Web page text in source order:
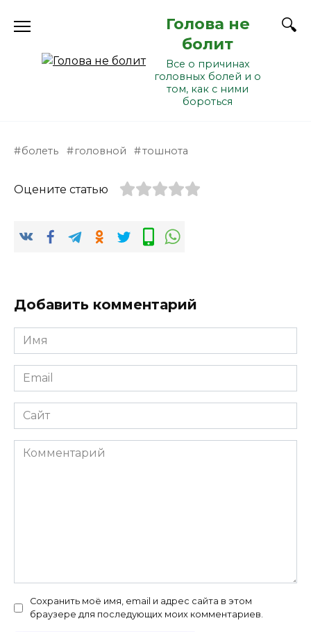
Голова не
болит
Все о причинах
головных болей и о
том, как с ними
бороться
болеть головной тошнота
Оцените статью
Добавить комментарий
Имя
*
Email
*
Сайт
Комментарий
Сохранить моё имя, email и адрес сайта в этом
браузере для последующих моих комментариев.